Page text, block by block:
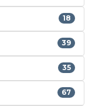
18
39
35
67